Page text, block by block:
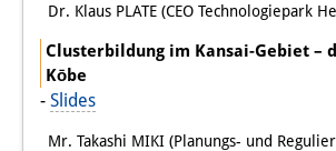
Senior Research Fellows
Doctoral Scholarship
Scholar in Residence
Dr. Klaus PLATE (CEO Technologiepark
Clusterbildung im Kansai-Gebiet –
Kōbe
- Slides
Mr. Takashi MIKI (Planungs- und